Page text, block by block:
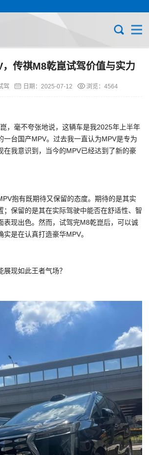
，传祺M8乾崑试驾价值与实力
驾 日期： 2025-07-12 浏览：4564
，毫不夸张地说，这辆车是我2025年上半年
一台国产MPV。过去我一直认为MPV是专为
在我意识到，当今的MPV已经达到了新的豪
抱有既期待又保留的态度。期待的是其实
；保留的是其在实际驾驶中能否在舒适性、智
表现出色。然而，试驾完M8乾崑后，可以诚
实是在认真打造豪华MPV。
现如此王者气场？